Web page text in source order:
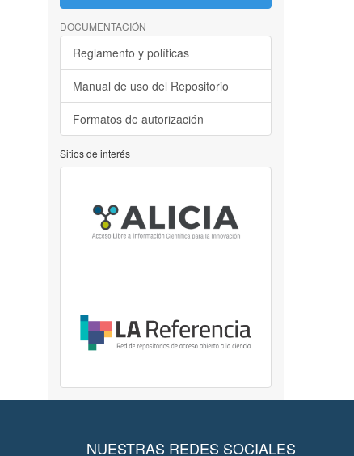
DOCUMENTACIÓN
Reglamento y políticas
Manual de uso del Repositorio
Formatos de autorización
Sitios de interés
NUESTRAS REDES SOCIALES